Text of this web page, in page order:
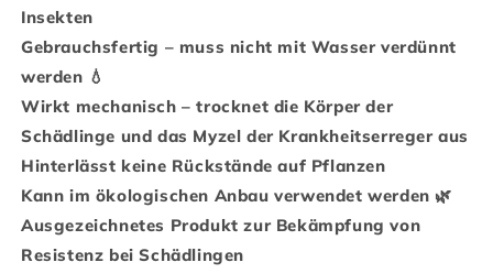
Insekten
Gebrauchsfertig – muss nicht mit Wasser verdünnt
werden 💧
Wirkt mechanisch – trocknet die Körper der
Schädlinge und das Myzel der Krankheitserreger aus
Hinterlässt keine Rückstände auf Pflanzen
Kann im ökologischen Anbau verwendet werden 🌿
Ausgezeichnetes Produkt zur Bekämpfung von
Resistenz bei Schädlingen